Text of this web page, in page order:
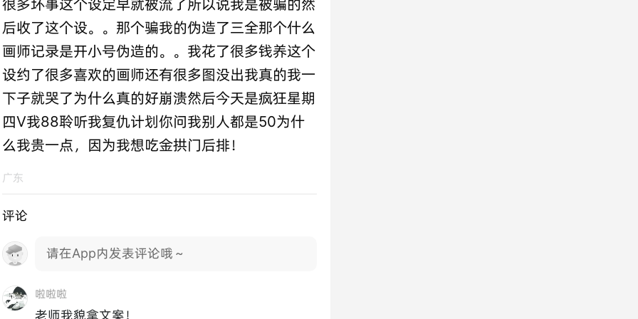
很多坏事这个设定早就被流了所以说我是被骗的然
后收了这个设。。那个骗我的伪造了三全那个什么
画师记录是开小号伪造的。。我花了很多钱养这个
设约了很多喜欢的画师还有很多图没出我真的我一
下子就哭了为什么真的好崩溃然后今天是疯狂星期
四V我88聆听我复仇计划你问我别人都是50为什
么我贵一点，因为我想吃金拱门后排！
广东
评论
请在App内发表评论哦～
啦啦啦
老师我貌拿文案！